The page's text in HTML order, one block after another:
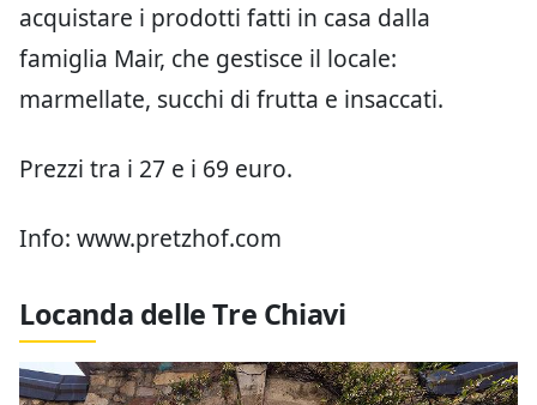
acquistare i prodotti fatti in casa dalla
famiglia Mair, che gestisce il locale:
marmellate, succhi di frutta e insaccati.
Prezzi tra i 27 e i 69 euro.
Info: www.pretzhof.com
Locanda delle Tre Chiavi